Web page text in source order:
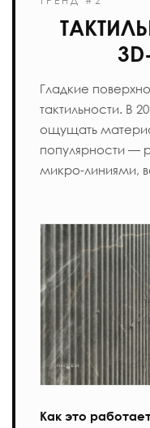
Гладкие
тактильности. В
ощущать
популярности —
микро-линиями,
Как это